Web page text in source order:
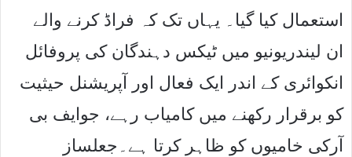
استعمال کیا گیا۔ یہاں تک کہ فراڈ کرنے والے
ان لیندریونیو میں ٹیکس دہندگان کی پروفائل
انکوائری کے اندر ایک فعال اور آپریشنل حیثیت
کو برقرار رکھنے میں کامیاب رہے، جوایف بی
آرکی خامیوں کو ظاہر کرتا ہے۔جعلساز